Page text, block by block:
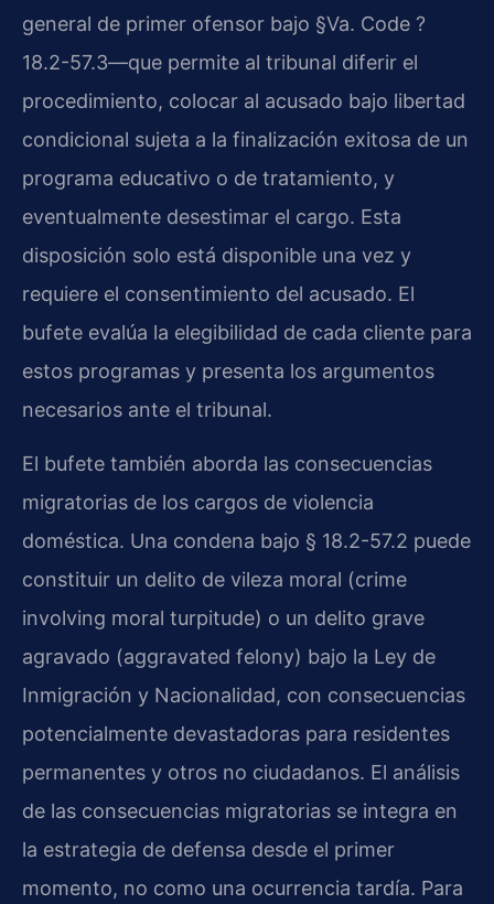
general de primer ofensor bajo §Va. Code ?
18.2-57.3—que permite al tribunal diferir el
procedimiento, colocar al acusado bajo libertad
condicional sujeta a la finalización exitosa de un
programa educativo o de tratamiento, y
eventualmente desestimar el cargo. Esta
disposición solo está disponible una vez y
requiere el consentimiento del acusado. El
bufete evalúa la elegibilidad de cada cliente para
estos programas y presenta los argumentos
necesarios ante el tribunal.
El bufete también aborda las consecuencias
migratorias de los cargos de violencia
doméstica. Una condena bajo § 18.2-57.2 puede
constituir un delito de vileza moral (crime
involving moral turpitude) o un delito grave
agravado (aggravated felony) bajo la Ley de
Inmigración y Nacionalidad, con consecuencias
potencialmente devastadoras para residentes
permanentes y otros no ciudadanos. El análisis
de las consecuencias migratorias se integra en
la estrategia de defensa desde el primer
momento, no como una ocurrencia tardía. Para